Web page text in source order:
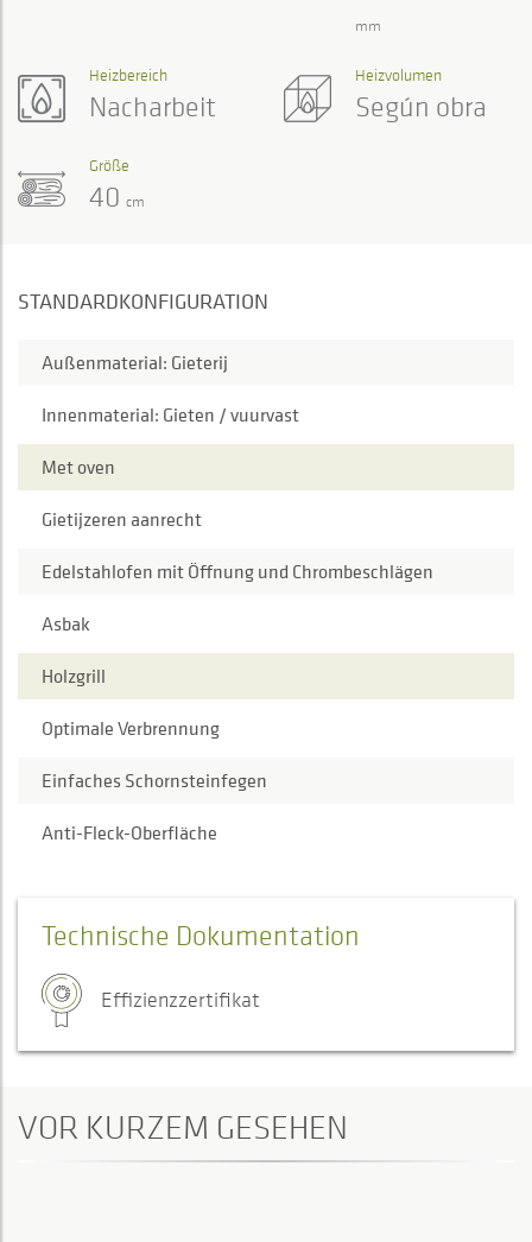
Heizvolumen
Según obra
Heizbereich
Nacharbeit
mm
Größe
40 cm
STANDARDKONFIGURATION
Außenmaterial: Gieterij
Innenmaterial: Gieten / vuurvast
Met oven
Gietijzeren aanrecht
Edelstahlofen mit Öffnung und Chrombeschlägen
Asbak
Holzgrill
Optimale Verbrennung
Einfaches Schornsteinfegen
Anti-Fleck-Oberfläche
Technische Dokumentation
Effizienzzertifikat
VOR KURZEM GESEHEN